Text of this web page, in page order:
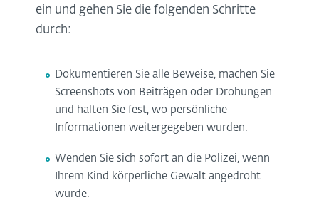
ein und gehen Sie die folgenden Schritte
durch:
Dokumentieren Sie alle Beweise, machen Sie
Screenshots von Beiträgen oder Drohungen
und halten Sie fest, wo persönliche
Informationen weitergegeben wurden.
Wenden Sie sich sofort an die Polizei, wenn
Ihrem Kind körperliche Gewalt angedroht
wurde.